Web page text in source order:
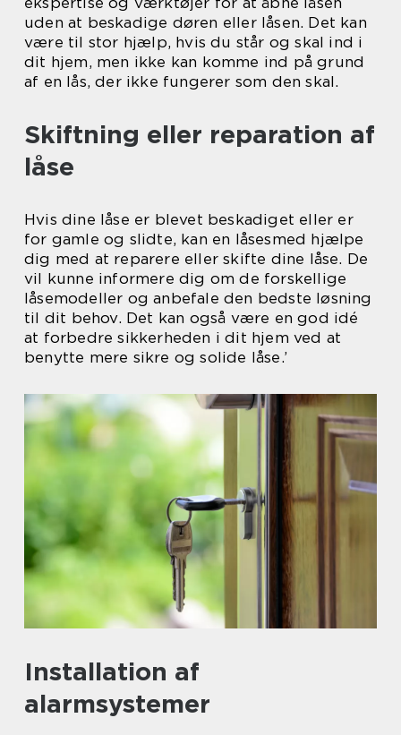
uden at beskadige døren eller låsen. Det kan
være til stor hjælp, hvis du står og skal ind i
dit hjem, men ikke kan komme ind på grund
af en lås, der ikke fungerer som den skal.
Skiftning eller reparation af
låse
Hvis dine låse er blevet beskadiget eller er
for gamle og slidte, kan en låsesmed hjælpe
dig med at reparere eller skifte dine låse. De
vil kunne informere dig om de forskellige
låsemodeller og anbefale den bedste løsning
til dit behov. Det kan også være en god idé
at forbedre sikkerheden i dit hjem ved at
benytte mere sikre og solide låse.’
Installation af
alarmsystemer